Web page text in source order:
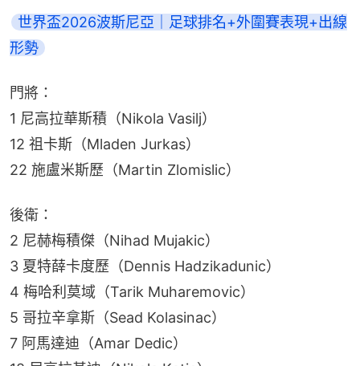
世界盃2026波斯尼亞｜足球排名+外圍賽表現+出線
形勢
門將：
1 尼高拉華斯積（Nikola Vasilj）
12 祖卡斯（Mladen Jurkas）
22 施盧米斯歷（Martin Zlomislic）
後衛：
2 尼赫梅積傑（Nihad Mujakic）
3 夏特薛卡度歷（Dennis Hadzikadunic）
4 梅哈利莫域（Tarik Muharemovic）
5 哥拉辛拿斯（Sead Kolasinac）
7 阿馬達迪（Amar Dedic）